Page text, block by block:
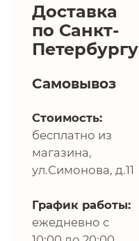
Доставка
по Санкт-
Петербургу
Самовывоз
Стоимость:
бесплатно из
магазина,
ул.Симонова, д.11
График работы:
ежедневно с